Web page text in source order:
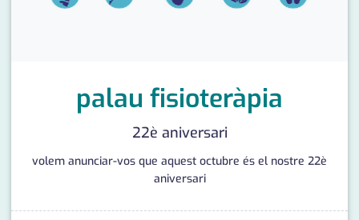
medi ambient
salut
calendari
palau fisioteràpia
22è aniversari
volem anunciar-vos que aquest octubre és el nostre 22è
aniversari